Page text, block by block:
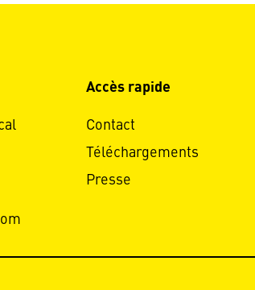
Accès rapide
Contact
Téléchargements
Presse